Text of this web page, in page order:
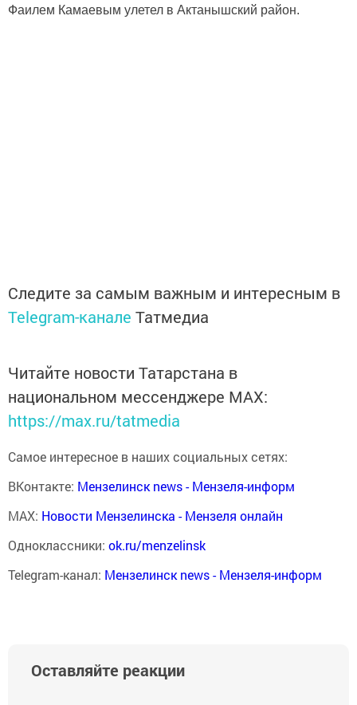
Фаилем Камаевым улетел в Актанышский район.
Следите за самым важным и интересным в
Telegram-канале Татмедиа
Читайте новости Татарстана в
национальном мессенджере MАХ:
https://max.ru/tatmedia
Самое интересное в наших социальных сетях:
ВКонтакте: Мензелинск news - Мензеля-информ
MAX: Новости Мензелинска - Мензеля онлайн
Одноклассники: ok.ru/menzelinsk
Telegram-канал: Мензелинск news - Мензеля-информ
Оставляйте реакции